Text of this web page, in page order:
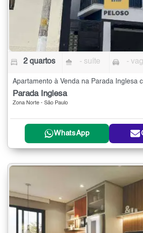
2 quartos - suíte -
Apartamento à Venda na Parada Inglesa
Parada Inglesa
Zona Norte - São Paulo
WhatsApp